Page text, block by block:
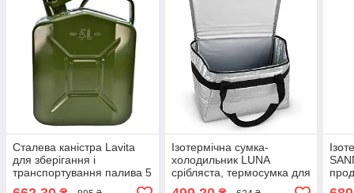
Сталева каністра Lavita
для зберігання і
транспортування палива 5
л
Ізотермічна сумка-
холодильник LUNA
срібляста, термосумка для
продуктів і напоїв 20 л